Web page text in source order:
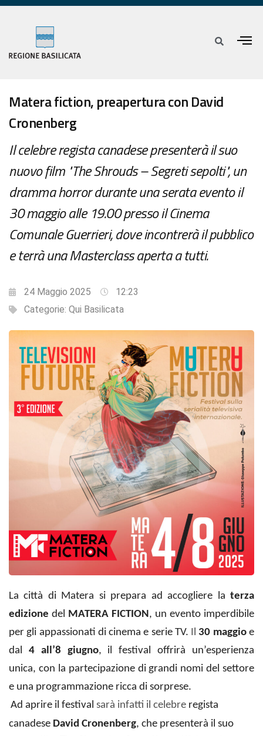
Matera fiction, preapertura con David
Cronenberg
Il celebre regista canadese presenterà il suo
nuovo film "The Shrouds – Segreti sepolti", un
dramma horror durante una serata evento il
30 maggio alle 19.00 presso il Cinema
Comunale Guerrieri, dove incontrerà il pubblico
e terrà una Masterclass aperta a tutti.
24 Maggio 2025
12:23
Categorie: Qui Basilicata
La città di Matera si prepara ad accogliere la terza
edizione del MATERA FICTION, un evento imperdibile
per gli appassionati di cinema e serie TV. Il 30 maggioe
dal 4 all’8 giugno, il festival offrirà un’esperienza
unica, con la partecipazione di grandi nomi del settore
e una programmazione ricca di sorprese.
Ad aprire il festival sarà infatti il celebre regista
canadese David Cronenberg, che presenterà il suo